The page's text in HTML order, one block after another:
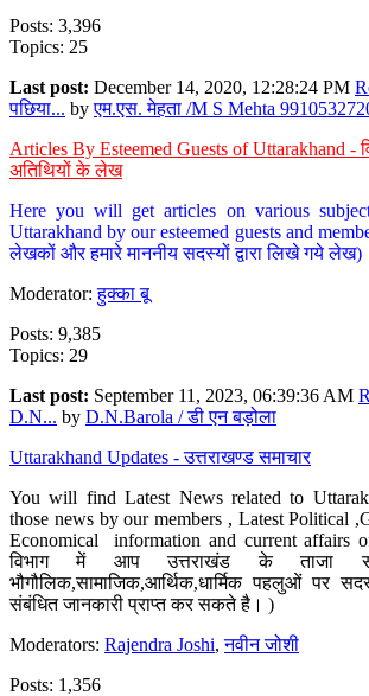
Posts: 3,396
Topics: 25
Last post: December 14, 2020, 12:28:24 PM
पछिया... byएम.एस. मेहता /M S Mehta
Articles By Esteemed Guests of Uttarakhand -
अतिथियों के लेख
Here you will get articles on various
Uttarakhand by our esteemed guests and
लेखकों और हमारे माननीय सदस्यों द्वारा लिखे गये लेख)
Moderator:हुक्का बू
Posts: 9,385
Topics: 29
Last post: September 11, 2023, 06:39:36 AM
D.N... by D.N.Barola / डी एन बड़ोला
Uttarakhand Updates - उत्तराखण्ड समाचार
You will find Latest News related to
those news by our members , Latest Political
Economical information and current affairs
विभाग में आप उत्तराखंड के ताजा
भौगौलिक,सामाजिक,आर्थिक,धार्मिक पहलुओं पर
संबंधित जानकारी प्राप्त कर सकते है। )
Moderators: Rajendra Joshi,नवीन जोशी
Posts: 1,356